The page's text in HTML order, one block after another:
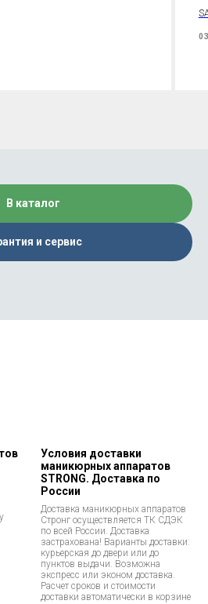
В каталог
и сервис
Условия доставки
маникюрных аппаратов
STRONG. Доставка по
России
Доставка маникюрных аппаратов
Стронг осуществляется ТК СДЭК
по всей России. Доставка
застрахована! Варианты доставки:
курьерская до двери или до
пунктов выдачи. Возможна
экспресс или эконом доставка.
Расчет сроков и стоимости
доставки автоматически в корзине